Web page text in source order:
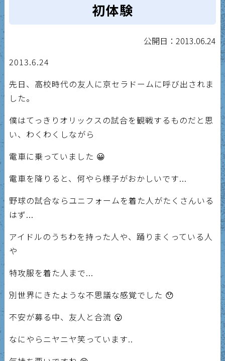
初体験
公開日：2013.06.24
2013.6.24
先日、高校時代の友人に京セラドームに呼び出されま
した。
僕はてっきりオリックスの試合を観戦するものだと思
い、わくわくしながら
電車に乗っていました 😀
電車を降りると、何やら様子がおかしいです...
野球の試合ならユニフォームを着た人がたくさんいる
はず...
アイドルのうちわを持った人や、踊りまくっている人
や
特攻服を着た人まで...
別世界にきたような不思議な感覚でした 😯
不安が募る中、友人と合流 😮
なにやらニヤニヤ笑っています..